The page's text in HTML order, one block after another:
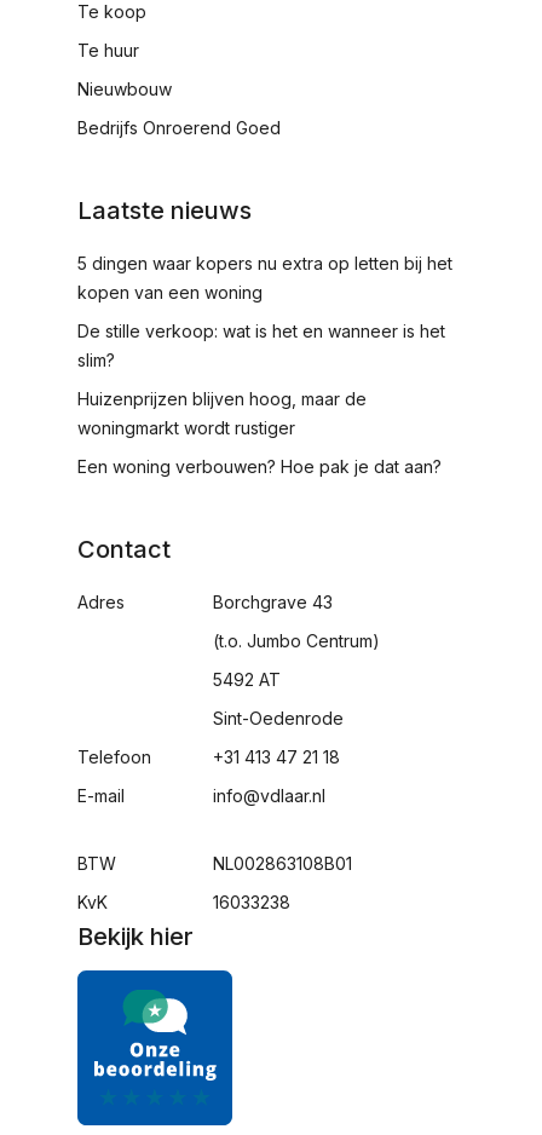
Te koop
Te huur
Nieuwbouw
Bedrijfs Onroerend Goed
Laatste nieuws
5 dingen waar kopers nu extra op letten bij het
kopen van een woning
De stille verkoop: wat is het en wanneer is het
slim?
Huizenprijzen blijven hoog, maar de
woningmarkt wordt rustiger
Een woning verbouwen? Hoe pak je dat aan?
Contact
Adres
Telefoon
E-mail
BTW
KvK
Borchgrave 43
(t.o. Jumbo Centrum)
5492 AT
Sint-Oedenrode
+31 413 47 21 18
info@vdlaar.nl
NL002863108B01
16033238
Bekijk hier